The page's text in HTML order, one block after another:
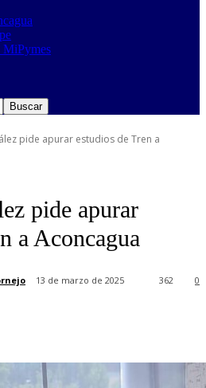
MiPymes
pide apurar estudios de Tren a
pide apurar
a Aconcagua
13 de marzo de 2025 0
362